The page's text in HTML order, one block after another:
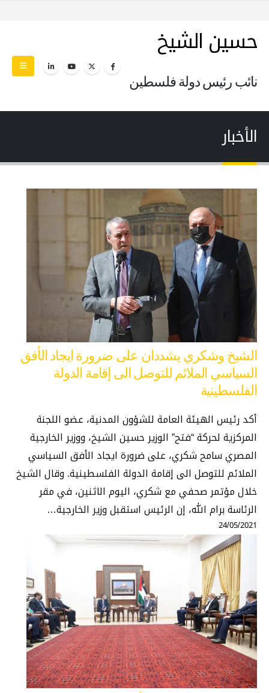
حسين الشيخ
نائب رئيس دولة فلسطين
الأخبار
الشيخ وشكري يشددان على ضرورة ايجاد الأفق
السياسي الملائم للتوصل الى إقامة الدولة
الفلسطينية
أكد رئيس الهيئة العامة للشؤون المدنية، عضو اللجنة
المركزية لحركة “فتح” الوزير حسين الشيخ، ووزير الخارجية
المصري سامح شكري، على ضرورة ايجاد الأفق السياسي
الملائم للتوصل الى إقامة الدولة الفلسطينية. وقال الشيخ
خلال مؤتمر صحفي مع شكري، اليوم الاثنين، في مقر
الرئاسة برام الله، إن الرئيس استقبل وزير الخارجية…
24/05/2021